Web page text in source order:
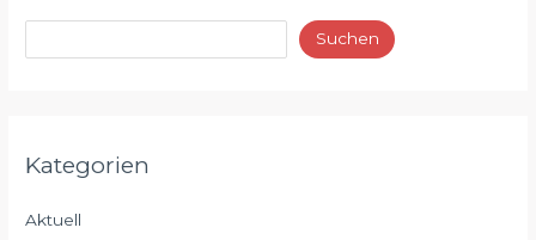
Suchen
Kategorien
Aktuell